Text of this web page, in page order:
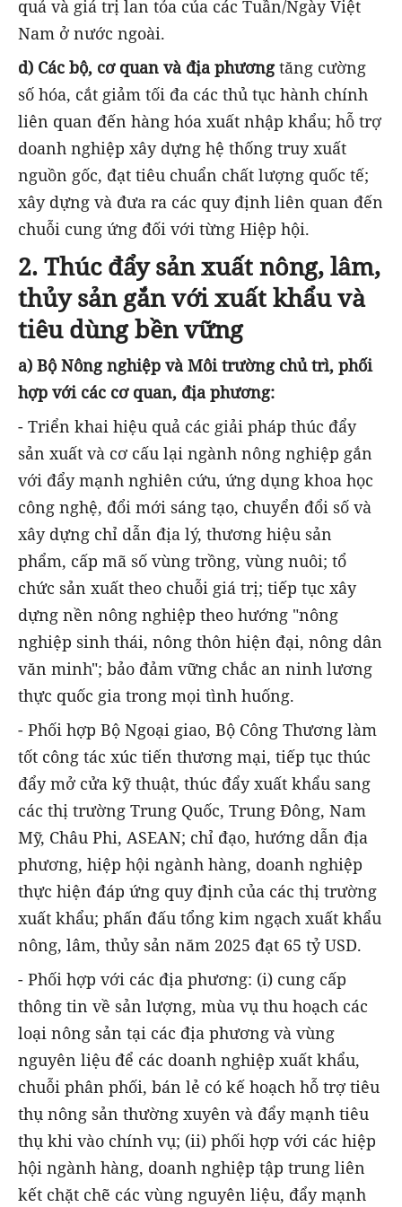
quả và giá trị lan tỏa của các Tuần/Ngày Việt
Nam ở nước ngoài.
d) Các bộ, cơ quan và địa phươngtăng cường
số hóa, cắt giảm tối đa các thủ tục hành chính
liên quan đến hàng hóa xuất nhập khẩu; hỗ trợ
doanh nghiệp xây dựng hệ thống truy xuất
nguồn gốc, đạt tiêu chuẩn chất lượng quốc tế;
xây dựng và đưa ra các quy định liên quan đến
chuỗi cung ứng đối với từng Hiệp hội.
2. Thúc đẩy sản xuất nông, lâm,
thủy sản gắn với xuất khẩu và
tiêu dùng bền vững
a) Bộ Nông nghiệp và Môi trường chủ trì, phối
hợp với các cơ quan, địa phương:
- Triển khai hiệu quả các giải pháp thúc đẩy
sản xuất và cơ cấu lại ngành nông nghiệp gắn
với đẩy mạnh nghiên cứu, ứng dụng khoa học
công nghệ, đổi mới sáng tạo, chuyển đổi số và
xây dựng chỉ dẫn địa lý, thương hiệu sản
phẩm, cấp mã số vùng trồng, vùng nuôi; tổ
chức sản xuất theo chuỗi giá trị; tiếp tục xây
dựng nền nông nghiệp theo hướng "nông
nghiệp sinh thái, nông thôn hiện đại, nông dân
văn minh"; bảo đảm vững chắc an ninh lương
thực quốc gia trong mọi tình huống.
- Phối hợp Bộ Ngoại giao, Bộ Công Thương làm
tốt công tác xúc tiến thương mại, tiếp tục thúc
đẩy mở cửa kỹ thuật, thúc đẩy xuất khẩu sang
các thị trường Trung Quốc, Trung Đông, Nam
Mỹ, Châu Phi, ASEAN; chỉ đạo, hướng dẫn địa
phương, hiệp hội ngành hàng, doanh nghiệp
thực hiện đáp ứng quy định của các thị trường
xuất khẩu; phấn đấu tổng kim ngạch xuất khẩu
nông, lâm, thủy sản năm 2025 đạt 65 tỷ USD.
- Phối hợp với các địa phương: (i) cung cấp
thông tin về sản lượng, mùa vụ thu hoạch các
loại nông sản tại các địa phương và vùng
nguyên liệu để các doanh nghiệp xuất khẩu,
chuỗi phân phối, bán lẻ có kế hoạch hỗ trợ tiêu
thụ nông sản thường xuyên và đẩy mạnh tiêu
thụ khi vào chính vụ; (ii) phối hợp với các hiệp
hội ngành hàng, doanh nghiệp tập trung liên
kết chặt chẽ các vùng nguyên liệu, đẩy mạnh